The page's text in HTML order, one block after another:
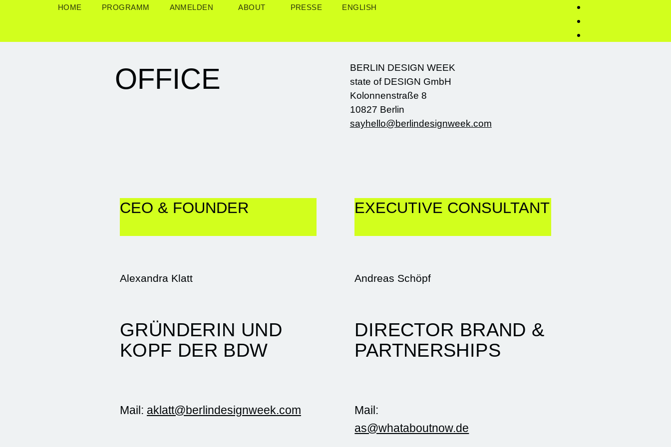
HOME PROGRAMM ANMELDEN ABOUT PRESSE ENGLISH
OFFICE
BERLIN DESIGN WEEK
state of DESIGN GmbH
Kolonnenstraße 8
10827 Berlin
sayhello@berlindesignweek.com
CEO & FOUNDER
Alexandra Klatt
GRÜNDERIN UND
KOPF DER BDW
Mail: aklatt@berlindesignweek.com
EXECUTIVE CONSULTANT
Andreas Schöpf
DIRECTOR BRAND &
PARTNERSHIPS
Mail:
as@whataboutnow.de